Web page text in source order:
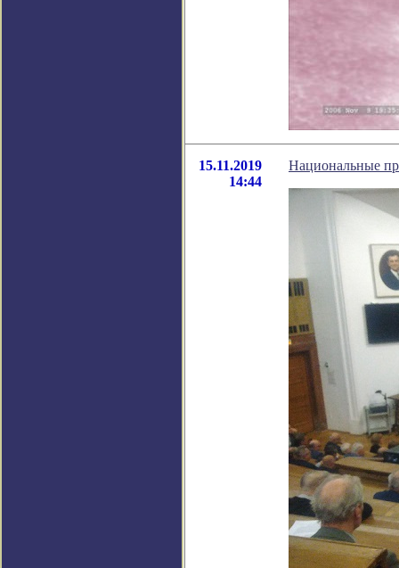
15.11.2019
14:44
Национальные